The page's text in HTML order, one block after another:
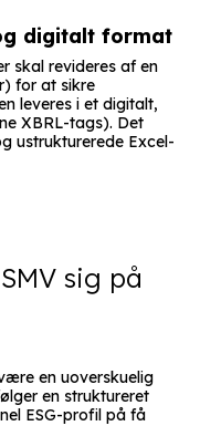
digitalt format
skal revideres af en
for at sikre
leveres i et digitalt,
XBRL-tags). Det
ustrukturerede Excel-
sig på
en uoverskuelig
en struktureret
ESG-profil på få